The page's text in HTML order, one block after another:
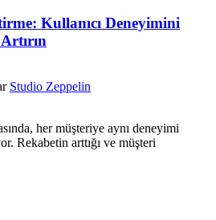
Kullanıcı Deneyimini
Studio Zeppelin
her müşteriye aynı deneyimi
Rekabetin arttığı ve müşteri